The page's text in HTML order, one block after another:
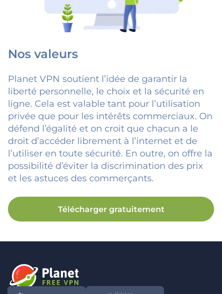
Nos valeurs
Planet VPN soutient l’idée de garantir la
liberté personnelle, le choix et la sécurité en
ligne. Cela est valable tant pour l’utilisation
privée que pour les intérêts commerciaux. On
défend l’égalité et on croit que chacun a le
droit d’accéder librement à l’internet et de
l’utiliser en toute sécurité. En outre, on offre la
possibilité d’éviter la discrimination des prix
et les astuces des commerçants.
Télécharger gratuitement